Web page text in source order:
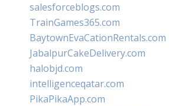
salesforceblogs.com
TrainGames365.com
BaytownEvaCationRentals.com
JabalpurCakeDelivery.com
halobjd.com
intelligenceqatar.com
PikaPikaApp.com